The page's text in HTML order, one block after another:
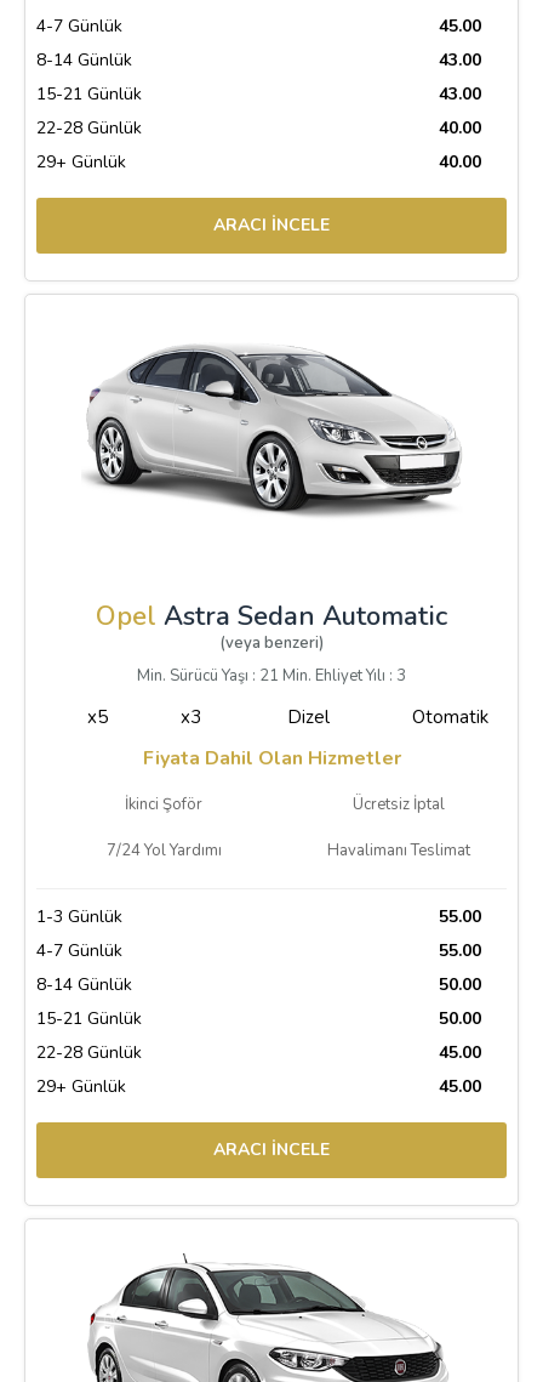
4-7 Günlük
45.00
8-14 Günlük
43.00
15-21 Günlük
43.00
22-28 Günlük
40.00
29+ Günlük
40.00
ARACI İNCELE
Opel Astra Sedan Automatic
(veya benzeri)
Min. Sürücü Yaşı : 21 Min. Ehliyet Yılı : 3
x5 x3 Dizel Otomatik
Fiyata Dahil Olan Hizmetler
İkinci Şoför Ücretsiz İptal
7/24 Yol Yardımı Havalimanı Teslimat
1-3 Günlük
55.00
4-7 Günlük
55.00
8-14 Günlük
50.00
15-21 Günlük
50.00
22-28 Günlük
45.00
29+ Günlük
45.00
ARACI İNCELE